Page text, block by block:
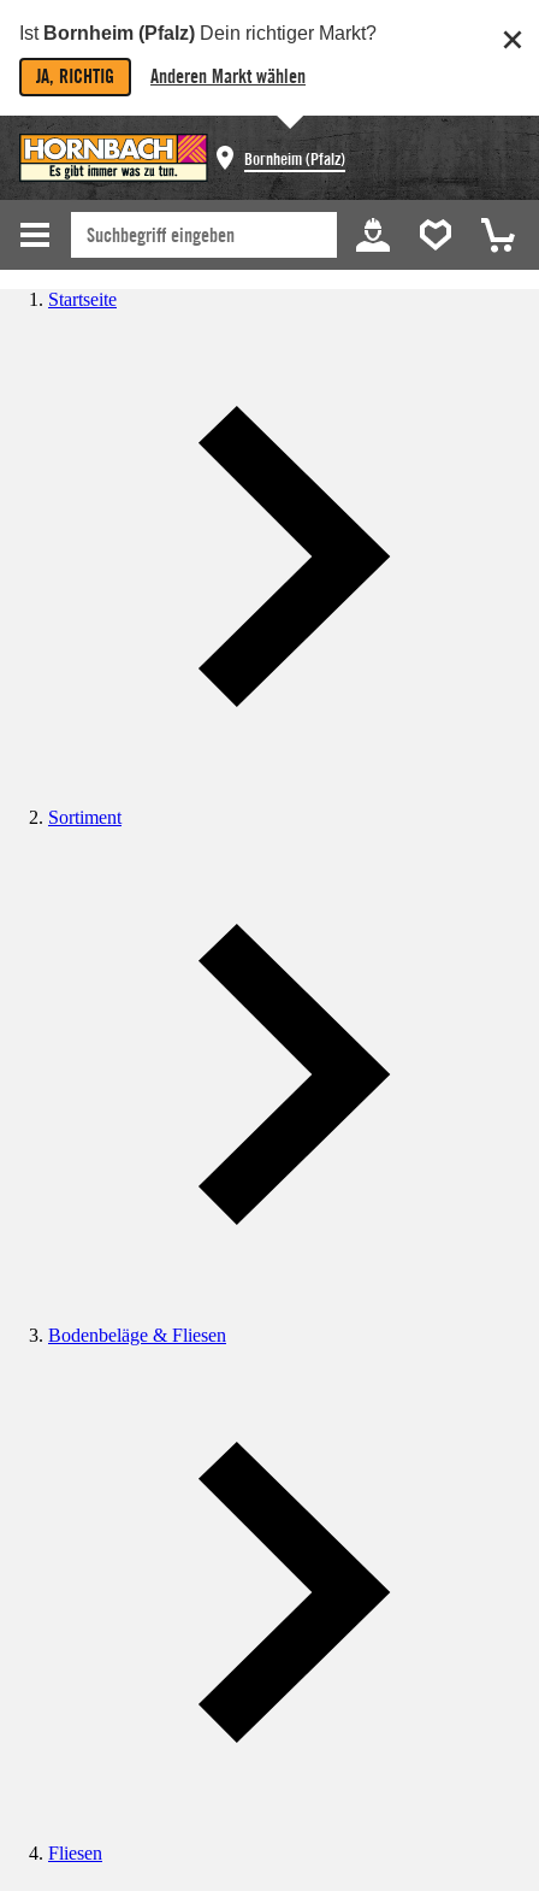
Ist Bornheim (Pfalz) Dein richtiger Markt?
JA, RICHTIG Anderen Markt wählen
Bornheim (Pfalz)
Startseite
Sortiment
Bodenbeläge & Fliesen
Fliesen